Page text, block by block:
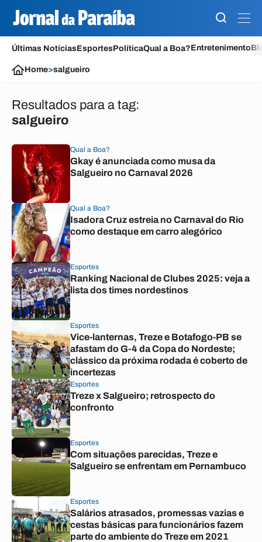
Últimas NotíciasEsportesPolíticaQual a Boa?Entretenimento
Home>salgueiro
Resultados para a tag:
salgueiro
Qual a Boa?
Gkay é anunciada como musa da
Salgueiro no Carnaval 2026
Qual a Boa?
Isadora Cruz estreia no Carnaval do Rio
como destaque em carro alegórico
Esportes
Ranking Nacional de Clubes 2025: veja a
lista dos times nordestinos
Esportes
Vice-lanternas, Treze e Botafogo-PB se
afastam do G-4 da Copa do Nordeste;
clássico da próxima rodada é coberto de
incertezas
Esportes
Treze x Salgueiro; retrospecto do
confronto
Esportes
Com situações parecidas, Treze e
Salgueiro se enfrentam em Pernambuco
Esportes
Salários atrasados, promessas vazias e
cestas básicas para funcionários fazem
parte do ambiente do Treze em 2021